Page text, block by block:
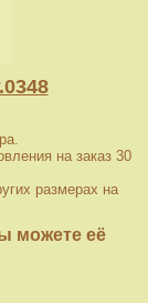
на заказ 30
размерах на
можете её